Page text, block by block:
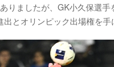
りましたが、GK小久保選
とオリンピック出場権を手